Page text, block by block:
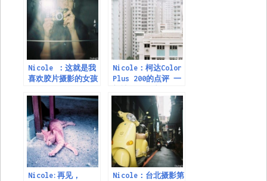
Nicole ：这就是我
喜欢胶片摄影的女孩
Nicole：柯达Color
Plus 200的点评 一
Nicole:再见，
Nicole：台北摄影第